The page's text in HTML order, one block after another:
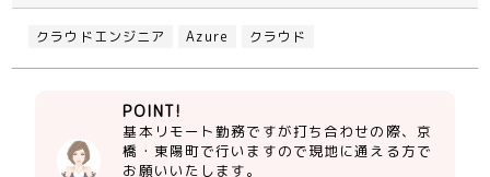
クラウドエンジニア Azure クラウド
POINT!
基本リモート勤務ですが打ち合わせの際、京
橋・東陽町で行いますので現地に通える方で
お願いいたします。